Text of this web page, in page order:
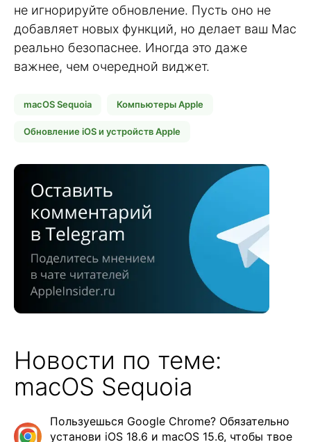
не игнорируйте обновление. Пусть оно не
добавляет новых функций, но делает ваш Mac
реально безопаснее. Иногда это даже
важнее, чем очередной виджет.
macOS Sequoia Компьютеры Apple
Обновление iOS и устройств Apple
Новости по теме:
macOS Sequoia
Пользуешься Google Chrome? Обязательно
установи iOS 18.6 и macOS 15.6, чтобы твое